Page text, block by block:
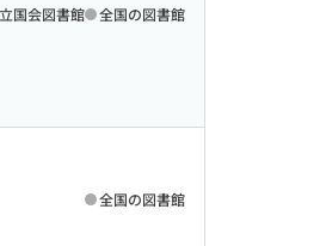
国会図書館 全国の図書館
全国の図書館